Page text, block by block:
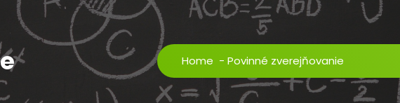
Home - Povinné zverejňovanie